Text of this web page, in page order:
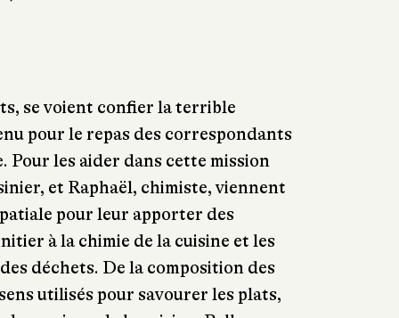
se voient confier la terrible
pour le repas des correspondants
Pour les aider dans cette mission
et Raphaël, chimiste, viennent
pour leur apporter des
à la chimie de la cuisine et les
déchets. De la composition des
utilisés pour savourer les plats,